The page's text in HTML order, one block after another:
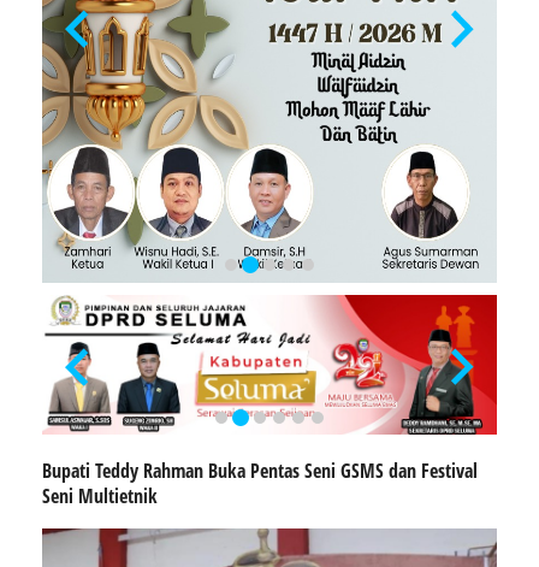
Bupati Teddy Rahman Buka Pentas Seni GSMS dan Festival
Seni Multietnik